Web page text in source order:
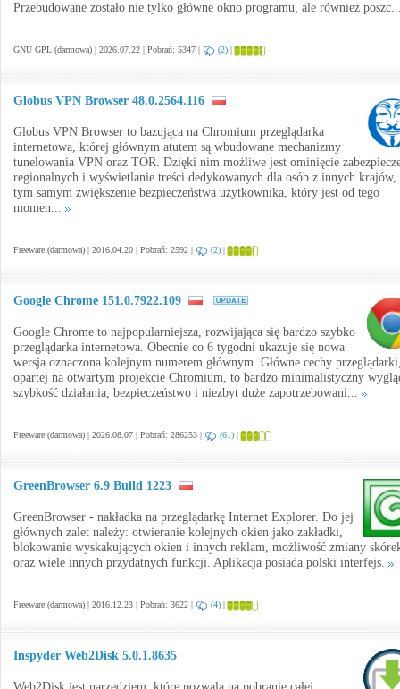
Przebudowane zostało nie tylko główne okno programu, ale również
GNU GPL (darmowa) | 2026.07.22 | Pobrań: 5347 | (2) |
Globus VPN Browser 48.0.2564.116
Globus VPN Browser to bazująca na Chromium przeglądarka
internetowa, której głównym atutem są wbudowane mechanizmy
tunelowania VPN oraz TOR. Dzięki nim możliwe jest ominięcie
regionalnych i wyświetlanie treści dedykowanych dla osób z innych krajów,
tym samym zwiększenie bezpieczeństwa użytkownika, który jest od tego
momen...
Freeware (darmowa) | 2016.04.20 | Pobrań: 2592 | (2) |
Google Chrome 151.0.7922.109
Google Chrome to najpopularniejsza, rozwijająca się bardzo szybko
przeglądarka internetowa. Obecnie co 6 tygodni ukazuje się nowa
wersja oznaczona kolejnym numerem głównym. Główne cechy
opartej na otwartym projekcie Chromium, to bardzo minimalistyczny
szybkość działania, bezpieczeństwo i niezbyt duże zapotrzebowani...
Freeware (darmowa) | 2026.08.07 | Pobrań: 286253 | (61) |
GreenBrowser 6.9 Build 1223
GreenBrowser - nakładka na przeglądarkę Internet Explorer. Do jej
głównych zalet należy: otwieranie kolejnych okien jako zakładki,
blokowanie wyskakujących okien i innych reklam, możliwość zmiany
oraz wiele innych przydatnych funkcji. Aplikacja posiada polski interfejs.
Freeware (darmowa) | 2016.12.23 | Pobrań: 3622 | (4) |
Inspyder Web2Disk 5.0.1.8635